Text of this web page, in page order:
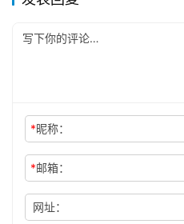
*昵称：
*邮箱：
网址：